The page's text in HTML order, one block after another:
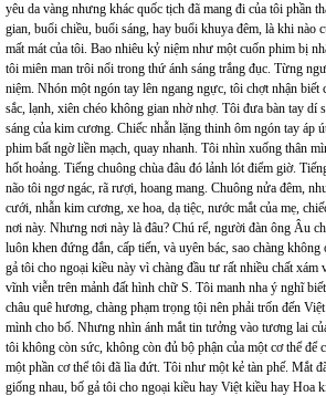
yêu da vàng nhưng khác quốc tịch đã mang đi của tôi phần
gian, buổi chiều, buổi sáng, hay buổi khuya đêm, là khi nào
mất mát của tôi. Bao nhiêu kỷ niệm như một cuốn phim bị
tôi miên man trôi nổi trong thứ ánh sáng trắng đục. Từng
niệm. Nhón một ngón tay lên ngang ngực, tôi chợt nhận biết
sắc, lạnh, xiên chéo không gian nhờ nhợ. Tôi đưa bàn tay dí
sáng của kim cương. Chiếc nhẫn lặng thinh ôm ngón tay áp
phim bất ngờ liền mạch, quay nhanh. Tôi nhìn xuống thân
hốt hoảng. Tiếng chuông chùa đâu đó lảnh lót điểm giờ.
não tôi ngơ ngác, rã rượi, hoang mang. Chuông nửa đêm,
cưới, nhẫn kim cương, xe hoa, dạ tiệc, nước mắt của mẹ,
nơi này. Nhưng nơi này là đâu? Chú rể, người đàn ông Âu
luôn khen đứng đắn, cấp tiến, và uyên bác, sao chàng
gả tôi cho ngoại kiều này vì chàng đầu tư rất nhiều chất xám
vĩnh viễn trên mảnh đất hình chữ S. Tôi manh nha ý nghĩ
châu quê hương, chàng phạm trọng tội nên phải trốn đến
mình cho bố. Nhưng nhìn ánh mắt tin tưởng vào tương lai
tôi không còn sức, không còn đủ bộ phận của một cơ thể
một phần cơ thể tôi đã lìa đứt. Tôi như một kẻ tàn phế. Mắt
giống nhau, bố gả tôi cho ngoại kiều hay Việt kiều hay Hoa